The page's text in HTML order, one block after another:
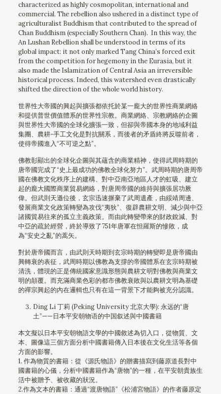
characterized as highly cosmopolitan, international and
commercial. The rebellion also ushered in a distinct type of
agriculturalist Buddhism that contributed to the spread of
Chan Buddhism (especially Southern Chan). In this way, the
An Lushan Rebellion shall be understood in terms of its
global impact: it not only marked Tang China’s forced exit
from the competition for hegemony in the Eurasia, but it
also made the Islamization of Central Asia an irreversible
historical process. Indeed, this watershed even drastically
shifted the direction of the whole world history.
世界性大帝國的興起與擴張都依托於某一龐大的世界性商業網絡
和提供普世價值體系的世界性宗教。商業網絡、宗教網絡的企圖
與世界性大帝國的全球化擴張一致，但卻與帝國本身的地域利益
集團、農耕-手工文化是對抗關系，而後者的矛盾終將反噬前者，
使得帝國進入“不可逆之點”。
佛教彰顯出的全球化企圖與其蘊含的商業精神，使得武周時期的
唐帝國完成了“史上最成功的佛教全球化努力”。武周時期的唐周帝
國在佛教文化秩序上的建構、對中亞南亞地區人才的虹吸、建立
起的龐大國際商業貿易網絡，對唐周帝國的維持與擴張居功厥
偉。但武則天遜位後，玄宗迅速摒棄了武周遺產，由綏靖周邊、
發展商業文化政策轉變為攻伐“夷狄”、復辟農耕文明、減少與中亞
諸國貿易往來的孤立主義政策。而由此轉變帶來的財政銳減、對
中亞的疏於經營，終於導致了751年唐軍在怛羅斯的慘敗，成
為“安史之亂”的蒿矢。
對於唐帝國而言，由武則天時期到玄宗時期的轉變即是唐帝國由
興轉衰的表征，武周時期以佛教為支撐的帝國體系在玄宗時期被
清洗，體現的正是傳統國家意識形態與農耕文明對佛教與商業文
明的顛覆。而充滿商業色彩的都市佛教衰敗與以農耕文明為基礎
的禪宗興起的內在邏輯也只有在這一背景下才能夠被充分認識。
Ding Li 丁莉 (Peking University 北京大學): 永远的“唐
土”——日本平安朝物语的中国叙述與中國書籍
本文擬以日本平安朝物語文學的中國敘述為切入口，從物質、文
本、圖像這三個方面分析中國書籍傳入日本後在文化生活等各個
方面的影響。
1. 作為物質的書籍：從《源氏物語》的贈書描寫到藤原道長對中
國書籍的心儀，分析中國書籍作為“唐物”的一種，在平安朝貴族生
活中被贈予、被收藏的狀況。
2.作為文本的書籍：通過“渡唐物語”《松浦宮物語》的作者藤原定